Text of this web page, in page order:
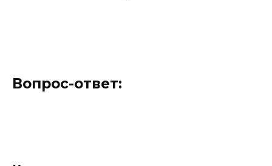
Вопрос-ответ: